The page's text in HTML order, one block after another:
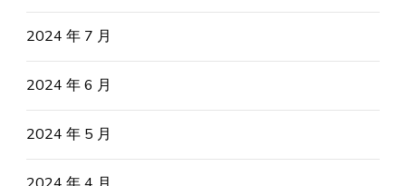
2024 年 7 月
2024 年 6 月
2024 年 5 月